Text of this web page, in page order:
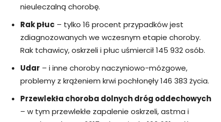
nieuleczalną chorobę.
Rak płuc – tylko 16 procent przypadków jest
zdiagnozowanych we wczesnym etapie choroby.
Rak tchawicy, oskrzeli i płuc uśmiercił 145 932 osób.
Udar – i inne choroby naczyniowo-mózgowe,
problemy z krążeniem krwi pochłonęły 146 383 życia.
Przewlekła choroba dolnych dróg oddechowych
– w tym przewlekłe zapalenie oskrzeli, astma i